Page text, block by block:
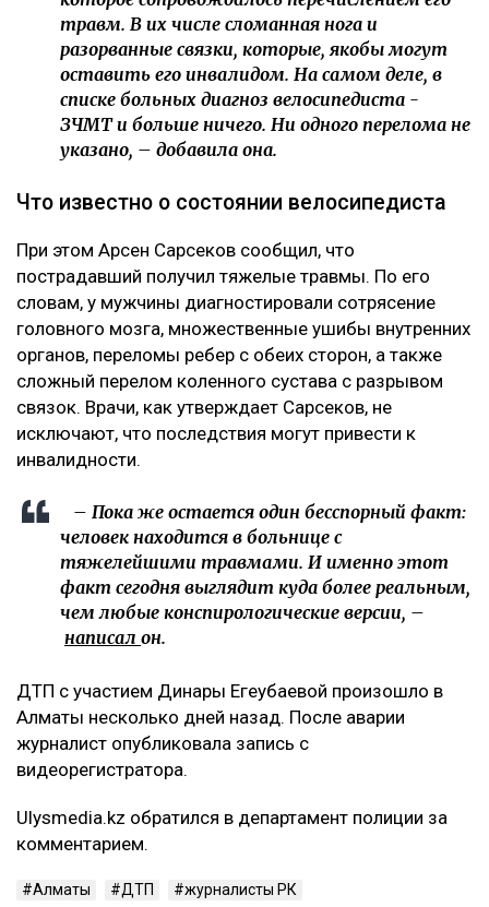
травм. В их числе сломанная нога и
разорванные связки, которые, якобы могут
оставить его инвалидом. На самом деле, в
списке больных диагноз велосипедиста -
ЗЧМТ и больше ничего. Ни одного перелома не
указано, – добавила она.
Что известно о состоянии велосипедиста
При этом Арсен Сарсеков сообщил, что
пострадавший получил тяжелые травмы. По его
словам, у мужчины диагностировали сотрясение
головного мозга, множественные ушибы внутренних
органов, переломы ребер с обеих сторон, а также
сложный перелом коленного сустава с разрывом
связок. Врачи, как утверждает Сарсеков, не
исключают, что последствия могут привести к
инвалидности.
– Пока же остается один бесспорный факт:
человек находится в больнице с
тяжелейшими травмами. И именно этот
факт сегодня выглядит куда более реальным,
чем любые конспирологические версии, –
написал он.
ДТП с участием Динары Егеубаевой произошло в
Алматы несколько дней назад. После аварии
журналист опубликовала запись с
видеорегистратора.
Ulysmedia.kz обратился в департамент полиции за
комментарием.
Алматы ДТП
журналисты РК